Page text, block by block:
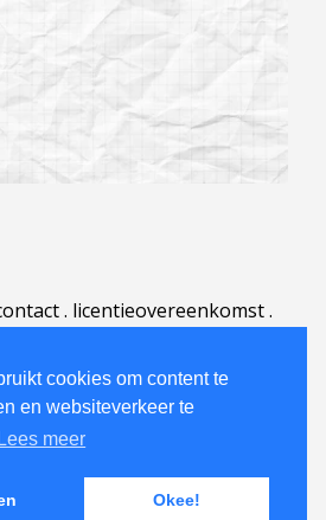
cookies om content te
en websiteverkeer te
Lees meer
Okee!
. licentieovereenkomst.
Español | Português
Nederlands|
of Rgbstock
Rgbstock